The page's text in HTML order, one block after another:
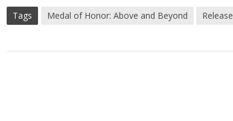
Tags Medal of Honor: Above and Beyond Release